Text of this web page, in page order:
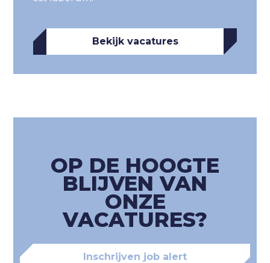
Opdrachtgevers
Collective FIT
Over ons
Contact
Bekijk vacatures
OP DE HOOGTE
BLIJVEN VAN
ONZE
VACATURES?
Inschrijven job alert